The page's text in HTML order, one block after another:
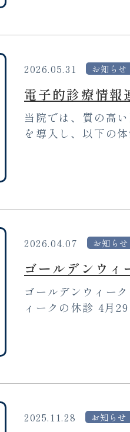
2026.05.31 お知らせ
電子的診療情報
当院では、質の高
を導入し、以下の
2026.04.07 お知らせ
ゴールデンウィ
ゴールデンウィー
ィークの休診 4月
2025.11.28 お知らせ